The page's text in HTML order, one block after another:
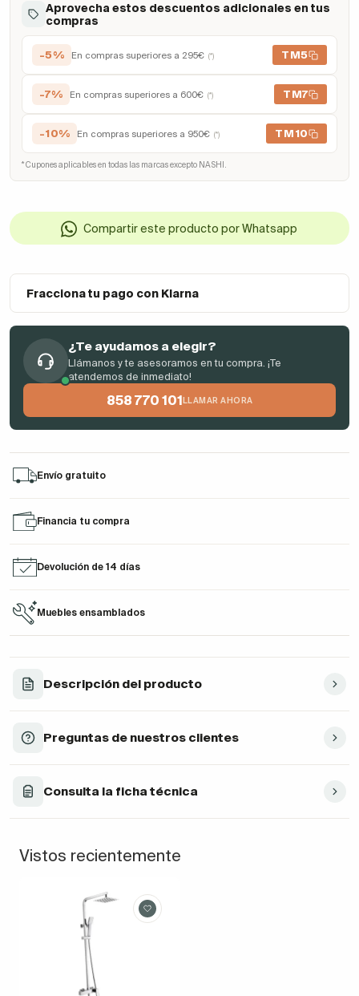
Aprovecha estos descuentos adicionales en tus
compras
-5% En compras superiores a 295€ (*) TM5
-7% En compras superiores a 600€ (*) TM7
-10% En compras superiores a 950€ (*) TM10
* Cupones aplicables en todas las marcas excepto NASHI.
Compartir este producto por Whatsapp
Fracciona tu pago con Klarna
¿Te ayudamos a elegir?
Llámanos y te asesoramos en tu compra. ¡Te
atendemos de inmediato!
858 770 101 LLAMAR AHORA
Envío gratuito
Financia tu compra
Devolución de 14 días
Muebles ensamblados
Descripción del producto
Preguntas de nuestros clientes
Consulta la ficha técnica
Vistos recientemente